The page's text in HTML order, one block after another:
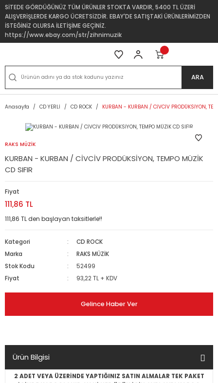
SİTEDE GÖRDÜĞÜNÜZ TÜM ÜRÜNLER STOKTA VARDIR, 5400 TL ÜZERİ
ALIŞVERİŞLERDE KARGO ÜCRETSİZDİR. EBAY'DE SATIŞTAKİ ÜRÜNLERİMİZDEN
İSTEĞİNİZ OLURSA İLETİŞİME GEÇİNİZ.
https://www.ebay.com/str/zihnimuzik
ARA
Anasayfa CD YERLİ CD ROCK KURBAN - KURBAN / CİVCİV PRODÜKSİYON,
RAKS MÜZİK
KURBAN - KURBAN / CİVCİV PRODÜKSİYON, TEMPO MÜZİK
CD SIFIR
Fiyat
111,86 TL
111,86 TL den başlayan taksitlerle!!
Kategori
CD ROCK
Marka
RAKS MÜZİK
Stok Kodu
52499
Fiyat
93,22 TL + KDV
Gelince Haber Ver
Ürün Bilgisi
2 ADET VEYA ÜZERİNDE YAPTIĞINIZ SATIN ALMALAR TEK PAKET